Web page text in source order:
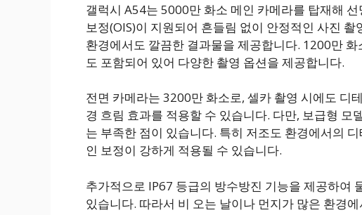
갤럭시 A54는 5000만 화소 메인 카메라를 탑재해
보정(OIS)이 지원되어 흔들림 없이 안정적인 사진
환경에서도 깔끔한 결과물을 제공합니다. 1200만
도 포함되어 있어 다양한 촬영 옵션을 제공합니다.
전면 카메라는 3200만 화소로, 셀카 촬영 시에도 디
경 흐림 효과를 적용할 수 있습니다. 다만, 보급형
는 부족한 점이 있습니다. 특히 저조도 환경에서의
인 보정이 강하게 적용될 수 있습니다.
추가적으로 IP67 등급의 방수방진 기능을 제공하여
있습니다. 따라서 비 오는 날이나 먼지가 많은 환경